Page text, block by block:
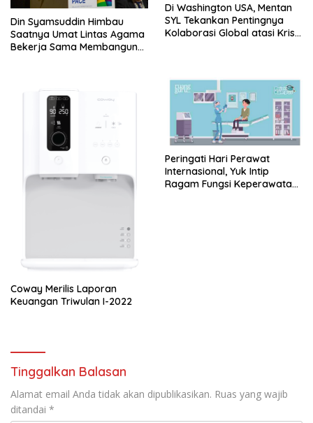
Din Syamsuddin Himbau
Saatnya Umat Lintas Agama
Bekerja Sama Membangun
Di Washington USA, Mentan
SYL Tekankan Pentingnya
Kolaborasi Global atasi Krisis
Coway Merilis Laporan
Keuangan Triwulan I-2022
Peringati Hari Perawat
Internasional, Yuk Intip
Ragam Fungsi Keperawatan
Tinggalkan Balasan
Alamat email Anda tidak akan dipublikasikan. Ruas yang wajib
ditandai *